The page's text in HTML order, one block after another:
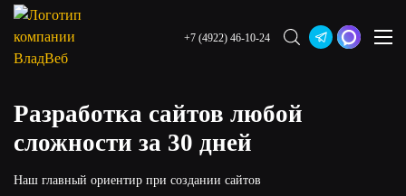
+7 (4922) 46-10-24
Разработка сайтов любой
сложности за 30 дней
Наш главный ориентир при создании сайтов